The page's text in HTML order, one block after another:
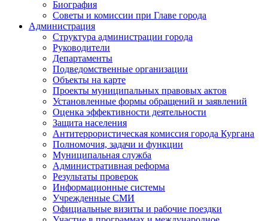
Биография
Советы и комиссии при Главе города
Администрация
Структура администрации города
Руководители
Департаменты
Подведомственные организации
Объекты на карте
Проекты муниципальных правовых актов
Установленные формы обращений и заявлений
Оценка эффективности деятельности
Защита населения
Антитеррористическая комиссия города Кургана
Полномочия, задачи и функции
Муниципальная служба
Административная реформа
Результаты проверок
Информационные системы
Учрежденные СМИ
Официальные визиты и рабочие поездки